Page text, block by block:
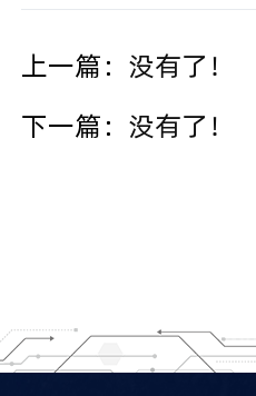
上一篇： 没有了！
下一篇： 没有了！